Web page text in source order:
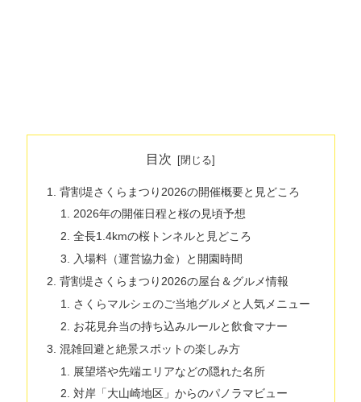
目次
背割堤さくらまつり2026の開催概要と見どころ
2026年の開催日程と桜の見頃予想
全長1.4kmの桜トンネルと見どころ
入場料（運営協力金）と開園時間
背割堤さくらまつり2026の屋台＆グルメ情報
さくらマルシェのご当地グルメと人気メニュー
お花見弁当の持ち込みルールと飲食マナー
混雑回避と絶景スポットの楽しみ方
展望塔や先端エリアなどの隠れた名所
対岸「大山崎地区」からのパノラマビュー